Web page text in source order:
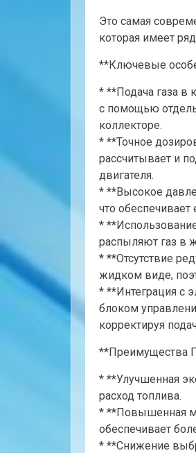
Это самая
которая имеет
**Ключевые
* **Подача газа в
с помощью
коллекторе.
* **Точное
рассчитывает и
двигателя.
* **Высокое
что
*
распыляют газ в
* **Отсутствие
жидком виде,
* **Интеграция с
блоком
корректируя
**Преимущества
* **Улучшенная
расход топлива.
* **Повышенная
обеспечивает
* **Снижение